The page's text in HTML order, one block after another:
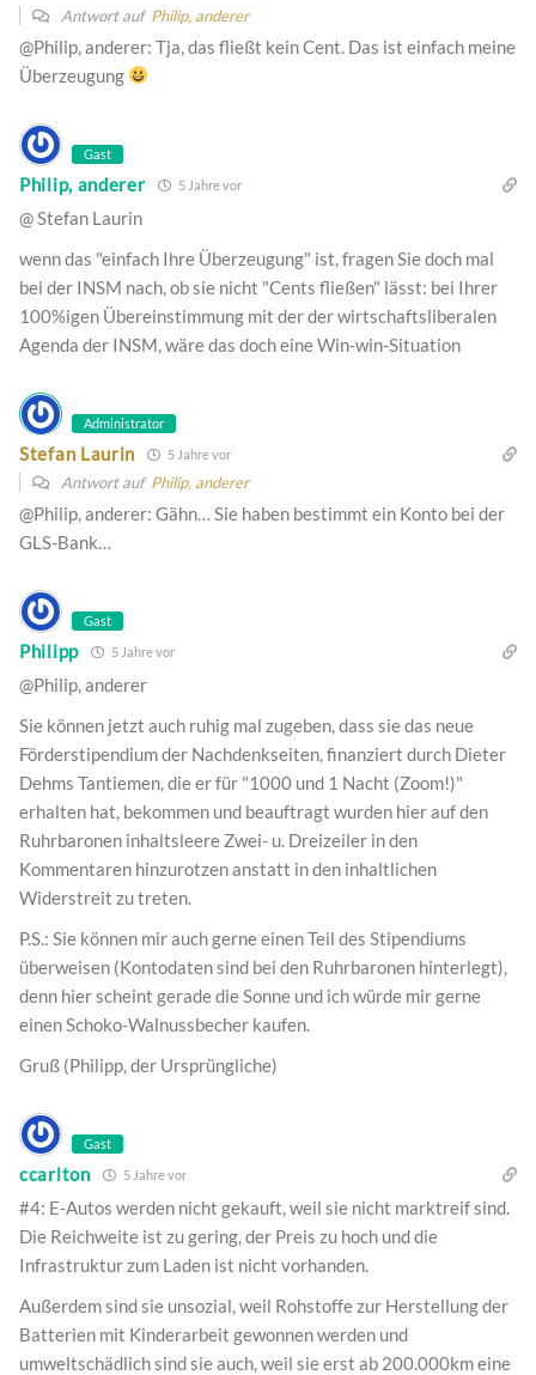
Antwort auf Philip, anderer
@Philip, anderer: Tja, das fließt kein Cent. Das ist einfach meine
Überzeugung
Gast
Philip, anderer 5 Jahre vor
@ Stefan Laurin
wenn das "einfach Ihre Überzeugung" ist, fragen Sie doch mal
bei der INSM nach, ob sie nicht "Cents fließen" lässt: bei Ihrer
100%igen Übereinstimmung mit der der wirtschaftsliberalen
Agenda der INSM, wäre das doch eine Win-win-Situation
Administrator
Stefan Laurin 5 Jahre vor
Antwort auf Philip, anderer
@Philip, anderer: Gähn… Sie haben bestimmt ein Konto bei der
GLS-Bank…
Gast
Philipp 5 Jahre vor
@Philip, anderer
Sie können jetzt auch ruhig mal zugeben, dass sie das neue
Förderstipendium der Nachdenkseiten, finanziert durch Dieter
Dehms Tantiemen, die er für "1000 und 1 Nacht (Zoom!)"
erhalten hat, bekommen und beauftragt wurden hier auf den
Ruhrbaronen inhaltsleere Zwei- u. Dreizeiler in den
Kommentaren hinzurotzen anstatt in den inhaltlichen
Widerstreit zu treten.
P.S.: Sie können mir auch gerne einen Teil des Stipendiums
überweisen (Kontodaten sind bei den Ruhrbaronen hinterlegt),
denn hier scheint gerade die Sonne und ich würde mir gerne
einen Schoko-Walnussbecher kaufen.
Gruß (Philipp, der Ursprüngliche)
Gast
ccarlton 5 Jahre vor
#4: E-Autos werden nicht gekauft, weil sie nicht marktreif sind.
Die Reichweite ist zu gering, der Preis zu hoch und die
Infrastruktur zum Laden ist nicht vorhanden.
Außerdem sind sie unsozial, weil Rohstoffe zur Herstellung der
Batterien mit Kinderarbeit gewonnen werden und
umweltschädlich sind sie auch, weil sie erst ab 200.000km eine